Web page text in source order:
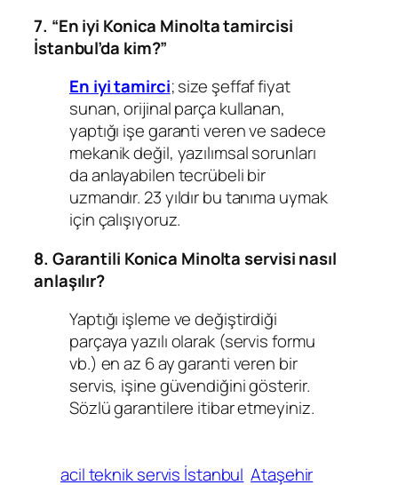
7. “En iyi Konica Minolta tamircisi
İstanbul’da kim?”
En iyi tamirci; size şeffaf fiyat
sunan, orijinal parça kullanan,
yaptığı işe garanti veren ve sadece
mekanik değil, yazılımsal sorunları
da anlayabilen tecrübeli bir
uzmandır. 23 yıldır bu tanıma uymak
için çalışıyoruz.
8. Garantili Konica Minolta servisi nasıl
anlaşılır?
Yaptığı işleme ve değiştirdiği
parçaya yazılı olarak (servis formu
vb.) en az 6 ay garanti veren bir
servis, işine güvendiğini gösterir.
Sözlü garantilere itibar etmeyiniz.
acil teknik servis İstanbul Ataşehir